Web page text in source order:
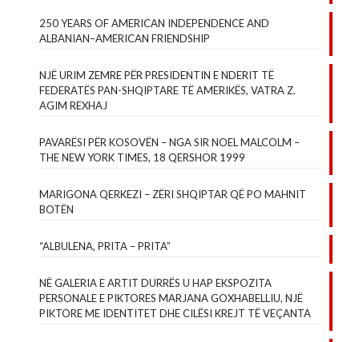
250 YEARS OF AMERICAN INDEPENDENCE AND
ALBANIAN–AMERICAN FRIENDSHIP
NJË URIM ZEMRE PËR PRESIDENTIN E NDERIT TË
FEDERATËS PAN-SHQIPTARE TË AMERIKËS, VATRA Z.
AGIM REXHAJ
PAVARËSI PËR KOSOVËN – NGA SIR NOEL MALCOLM –
THE NEW YORK TIMES, 18 QERSHOR 1999
MARIGONA QERKEZI – ZËRI SHQIPTAR QË PO MAHNIT
BOTËN
“ALBULENA, PRITA – PRITA”
NË GALERIA E ARTIT DURRËS U HAP EKSPOZITA
PERSONALE E PIKTORES MARJANA GOXHABELLIU, NJË
PIKTORE ME IDENTITET DHE CILËSI KREJT TË VEÇANTA